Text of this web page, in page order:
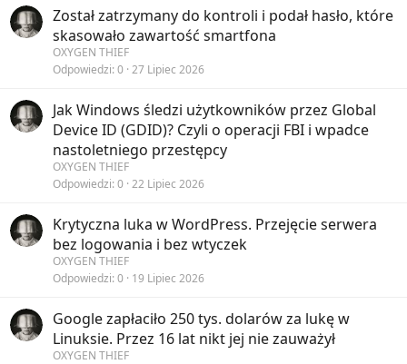
Został zatrzymany do kontroli i podał hasło, które
skasowało zawartość smartfona
OXYGEN THIEF
Odpowiedzi 0 27 Lipiec 2026
Jak Windows śledzi użytkowników przez Global
Device ID (GDID)? Czyli o operacji FBI i wpadce
nastoletniego przestępcy
OXYGEN THIEF
Odpowiedzi 0 22 Lipiec 2026
Krytyczna luka w WordPress. Przejęcie serwera
bez logowania i bez wtyczek
OXYGEN THIEF
Odpowiedzi 0 19 Lipiec 2026
Google zapłaciło 250 tys. dolarów za lukę w
Linuksie. Przez 16 lat nikt jej nie zauważył
OXYGEN THIEF